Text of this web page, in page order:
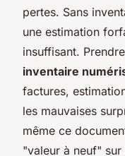
pertes. Sans
une estimation
insuffisant.
inventaire
factures,
les mauvaises
même ce
"valeur à neuf"